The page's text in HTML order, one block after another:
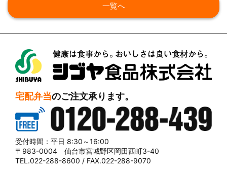
一覧へ
宅配弁当のご注文承ります。
0120-288-439
受付時間：平日 8:30～16:00
〒983-0004 仙台市宮城野区岡田西町3-40
TEL.022-288-8600 / FAX.022-288-9070